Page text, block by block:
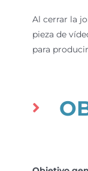
Al cerrar la
pieza de
para